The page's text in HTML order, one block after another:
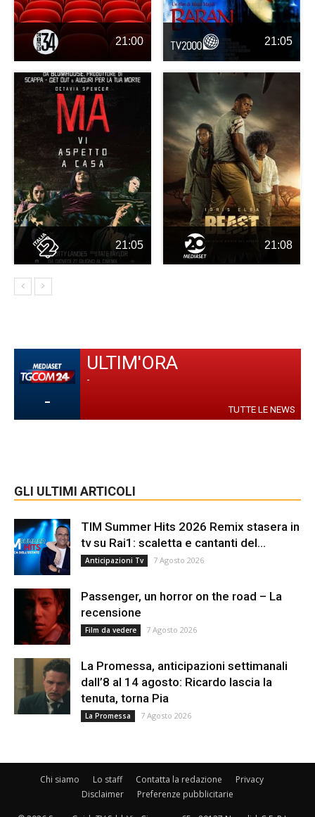
21:00 21:05
21:05 21:08
-
ULTIM'ORA
-
TUTTE LE NEWS
GLI ULTIMI ARTICOLI
TIM Summer Hits 2026 Remix stasera in
tv su Rai1: scaletta e cantanti del...
Anticipazioni Tv 7 Agosto 2026
Passenger, un horror on the road – La
recensione
Film da vedere 7 Agosto 2026
La Promessa, anticipazioni settimanali
dall’8 al 14 agosto: Ricardo lascia la
tenuta, torna Pia
La Promessa 7 Agosto 2026
Chi siamo Lo staff Contatta la redazione
Privacy
Disclaimer
Preferenze pubblicitarie